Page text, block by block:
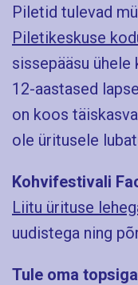
Piletid tulevad
Piletikeskuse
sissepääsu
12-aastased
on koos
ole üritusele
Kohvifestivali
Liitu ürituse
uudistega ning
Tule oma topsiga